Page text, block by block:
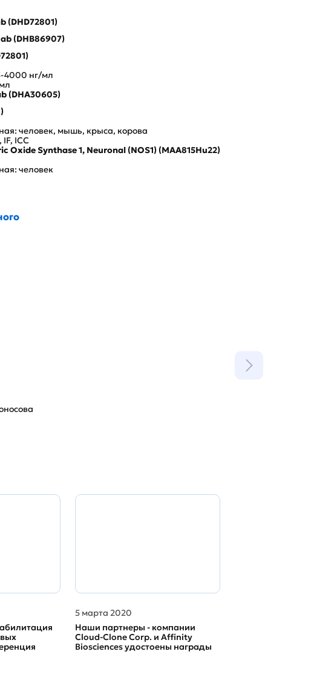
(DHD72801)
(DHB86907)
4000 нг/мл
(DHA30605)
человек, мышь, крыса, корова
ICC
Synthase 1, Neuronal (NOS1) (MAA815Hu22)
человек
5 марта 2020
Наши партнеры - компании
Cloud-Clone Corp. и Affinity
Biosciences удостоены награды